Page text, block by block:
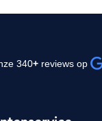
340+ reviews op